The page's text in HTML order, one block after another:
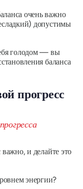
очень важно
допустимы
голодом — вы
баланса
прогресс
и делайте это
энергии?